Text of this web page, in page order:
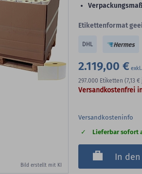
Bild erstellt mit KI
Etikettenformat
DHL
2.119,00 €
297.000 Etiketten (7,13 €
Versandkostenfrei
Versandkosteninfo
Lieferbar sofort
In